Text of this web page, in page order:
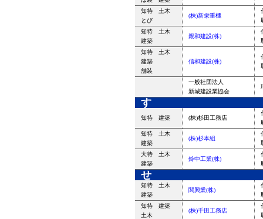
知特 土木
とび
(株)新栄重機
知特 土木
建築
親和建設(株)
知特 土木
建築
舗装
信和建設(株)
一般社団法人
新城建設業協会
す
知特 建築 (株)杉田工務店
知特 土木
建築
(株)杉本組
大特 土木
建築
鈴中工業(株)
せ
知特 土木
建築
関興業(株)
知特 建築
土木
(株)千田工務店